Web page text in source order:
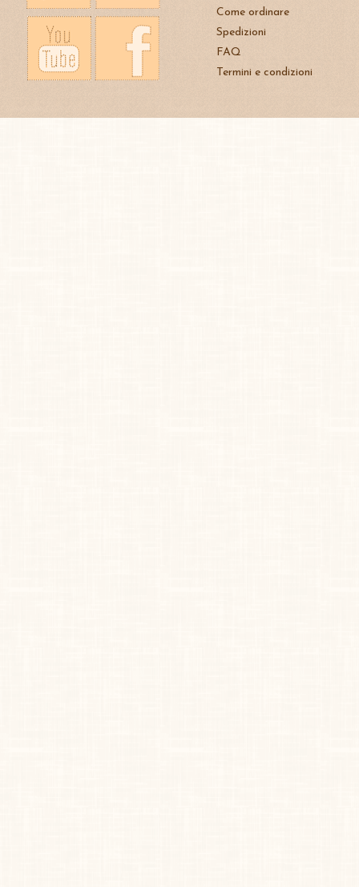
Come ordinare
Spedizioni
FAQ
Termini e condizioni